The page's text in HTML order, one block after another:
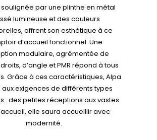
par une plinthe en métal
lumineuse et des couleurs
offrent son esthétique à ce
d’accueil fonctionnel. Une
modulaire, agrémentée de
d’angle et PMR répond à tous
Grâce à ces caractéristiques, Alpa
exigences de différents types
: des petites réceptions aux vastes
elle saura accueillir avec
modernité.